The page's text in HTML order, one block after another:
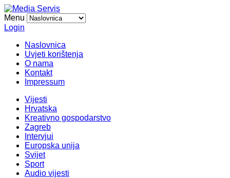
Menu
Login
Naslovnica
Uvjeti korištenja
O nama
Kontakt
Impressum
Vijesti
Hrvatska
Kreativno gospodarstvo
Zagreb
Intervjui
Europska unija
Svijet
Sport
Audio vijesti